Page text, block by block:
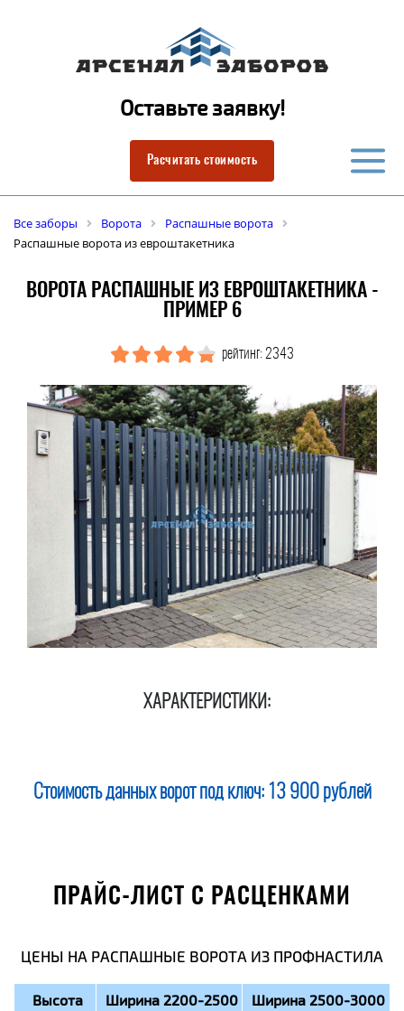
Оставьте заявку!
Расчитать стоимость
Все заборы Ворота
Распашные ворота
Распашные ворота из евроштакетника
ВОРОТА РАСПАШНЫЕ ИЗ ЕВРОШТАКЕТНИКА -
ПРИМЕР 6
рейтинг: 2343
ХАРАКТЕРИСТИКИ:
Стоимость данных ворот под ключ: 13 900 рублей
ПРАЙС-ЛИСТ С РАСЦЕНКАМИ
ЦЕНЫ НА РАСПАШНЫЕ ВОРОТА ИЗ ПРОФНАСТИЛА
Высота Ширина 2200-2500 Ширина 2500-3000